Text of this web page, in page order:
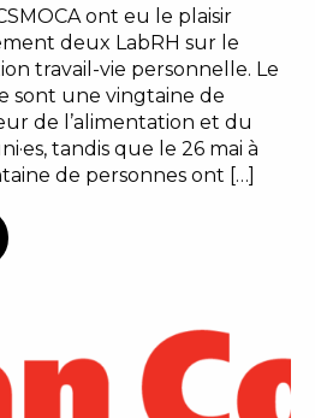
ont eu le plaisir
deux LabRH sur le
travail-vie personnelle. Le
sont une vingtaine de
de l’alimentation et du
tandis que le 26 mai à
de personnes ont […]